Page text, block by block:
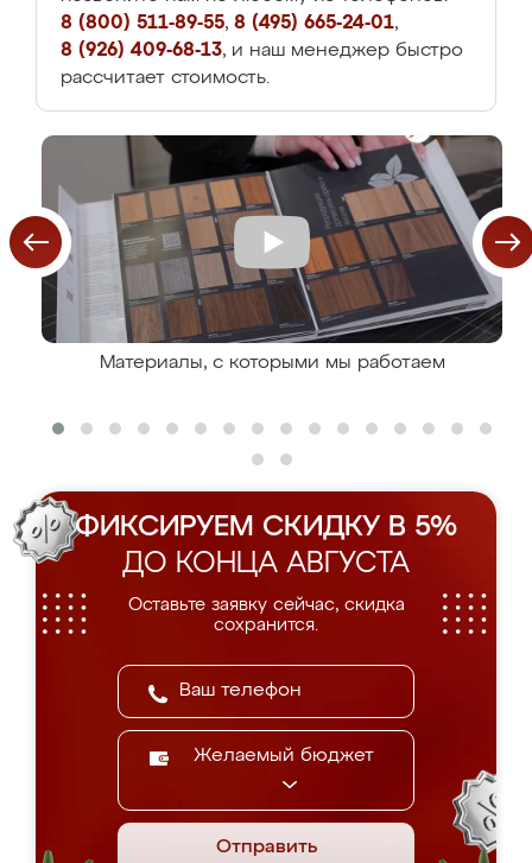
8 (800) 511-89-55, 8 (495) 665-24-01,
8 (926) 409-68-13, и наш менеджер быстро
рассчитает стоимость.
Материалы, с которыми мы работаем
ФИКСИРУЕМ СКИДКУ В 5%
ДО КОНЦА АВГУСТА
Оставьте заявку сейчас, скидка
сохранится.
Желаемый бюджет
Отправить